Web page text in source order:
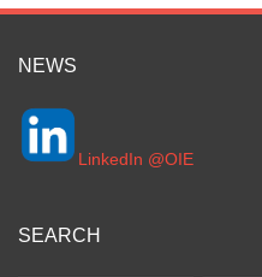
NEWS
LinkedIn @OIE
SEARCH